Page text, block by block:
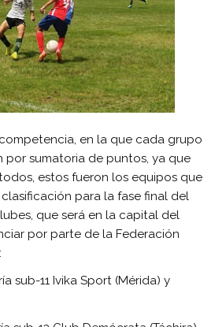
en la que cada grupo
por sumatoria de puntos, ya que
estos fueron los equipos que
para la fase final del
que será en la capital del
por parte de la Federación
sub-11 Ivika Sport (Mérida) y